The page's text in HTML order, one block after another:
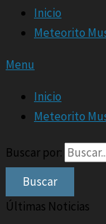
Inicio
Meteorito
Menu
Inicio
Meteorito
Buscar por:
Últimas Noticias